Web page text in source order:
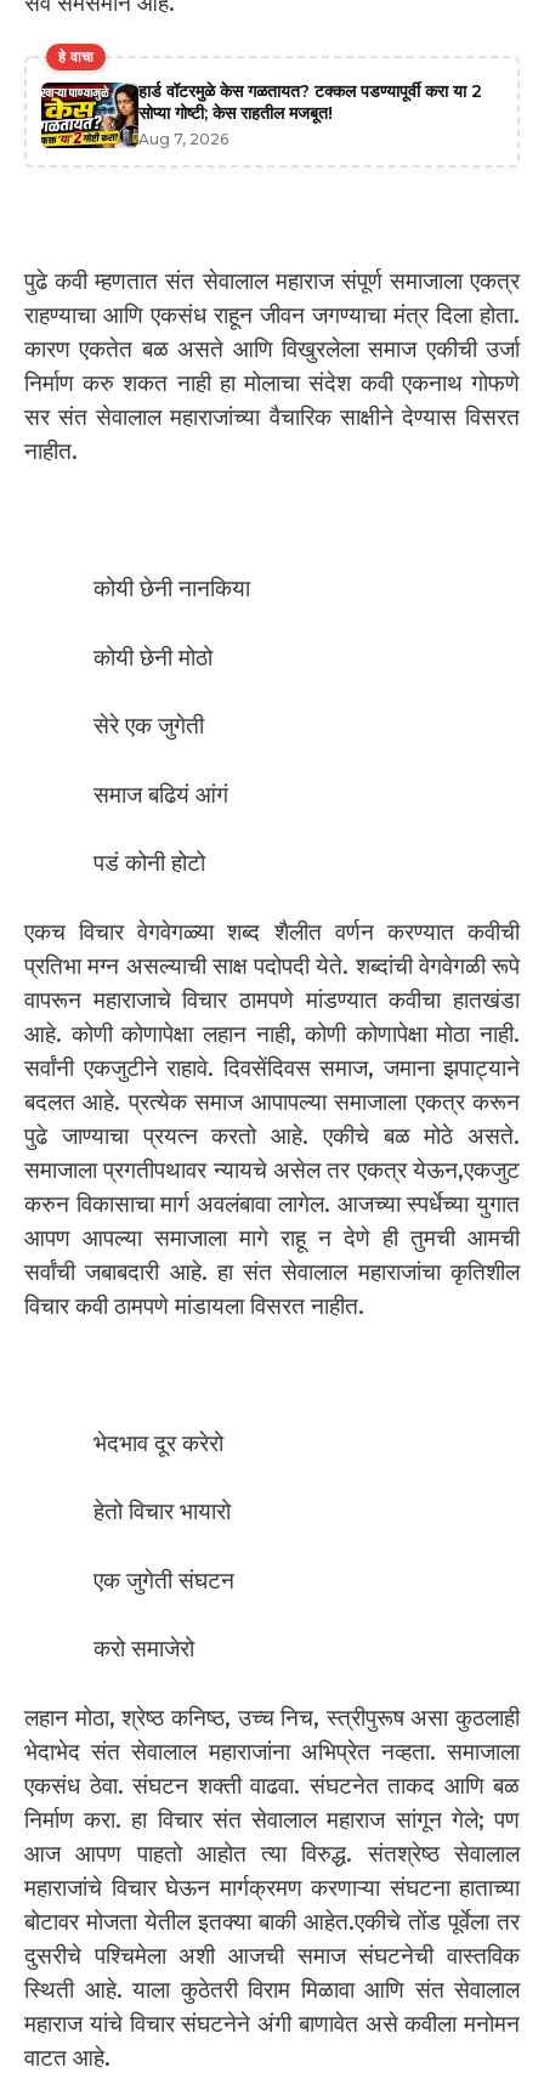
हे वाचा
हार्ड वॉटरमुळे केस गळतायत? टक्कल पडण्यापूर्वी करा या 2
सोप्या गोष्टी; केस राहतील मजबूत!
Aug 7, 2026
पुढे कवी म्हणतात संत सेवालाल महाराज संपूर्ण समाजाला एकत्र
राहण्याचा आणि एकसंध राहून जीवन जगण्याचा मंत्र दिला होता.
कारण एकतेत बळ असते आणि विखुरलेला समाज एकीची उर्जा
निर्माण करु शकत नाही हा मोलाचा संदेश कवी एकनाथ गोफणे
सर संत सेवालाल महाराजांच्या वैचारिक साक्षीने देण्यास विसरत
नाहीत.
कोयी छेनी नानकिया
कोयी छेनी मोठो
सेरे एक जुगेती
समाज बढियं आंगं
पडं कोनी होटो
एकच विचार वेगवेगळ्या शब्द शैलीत वर्णन करण्यात कवीची
प्रतिभा मग्न असल्याची साक्ष पदोपदी येते. शब्दांची वेगवेगळी रूपे
वापरून महाराजाचे विचार ठामपणे मांडण्यात कवीचा हातखंडा
आहे. कोणी कोणापेक्षा लहान नाही, कोणी कोणापेक्षा मोठा नाही.
सर्वांनी एकजुटीने राहावे. दिवसेंदिवस समाज, जमाना झपाट्याने
बदलत आहे. प्रत्येक समाज आपापल्या समाजाला एकत्र करून
पुढे जाण्याचा प्रयत्न करतो आहे. एकीचे बळ मोठे असते.
समाजाला प्रगतीपथावर न्यायचे असेल तर एकत्र येऊन,एकजुट
करुन विकासाचा मार्ग अवलंबावा लागेल. आजच्या स्पर्धेच्या युगात
आपण आपल्या समाजाला मागे राहू न देणे ही तुमची आमची
सर्वांची जबाबदारी आहे. हा संत सेवालाल महाराजांचा कृतिशील
विचार कवी ठामपणे मांडायला विसरत नाहीत.
भेदभाव दूर करेरो
हेतो विचार भायारो
एक जुगेती संघटन
करो समाजेरो
लहान मोठा, श्रेष्ठ कनिष्ठ, उच्च निच, स्त्रीपुरूष असा कुठलाही
भेदाभेद संत सेवालाल महाराजांना अभिप्रेत नव्हता. समाजाला
एकसंध ठेवा. संघटन शक्ती वाढवा. संघटनेत ताकद आणि बळ
निर्माण करा. हा विचार संत सेवालाल महाराज सांगून गेले; पण
आज आपण पाहतो आहोत त्या विरुद्ध. संतश्रेष्ठ सेवालाल
महाराजांचे विचार घेऊन मार्गक्रमण करणाऱ्या संघटना हाताच्या
बोटावर मोजता येतील इतक्या बाकी आहेत.‌एकीचे तोंड पूर्वेला तर
दुसरीचे पश्चिमेला अशी आजची समाज संघटनेची वास्तविक
स्थिती आहे. याला कुठेतरी विराम मिळावा आणि संत सेवालाल
महाराज यांचे विचार संघटनेने अंगी बाणावेत असे कवीला मनोमन
वाटत आहे.